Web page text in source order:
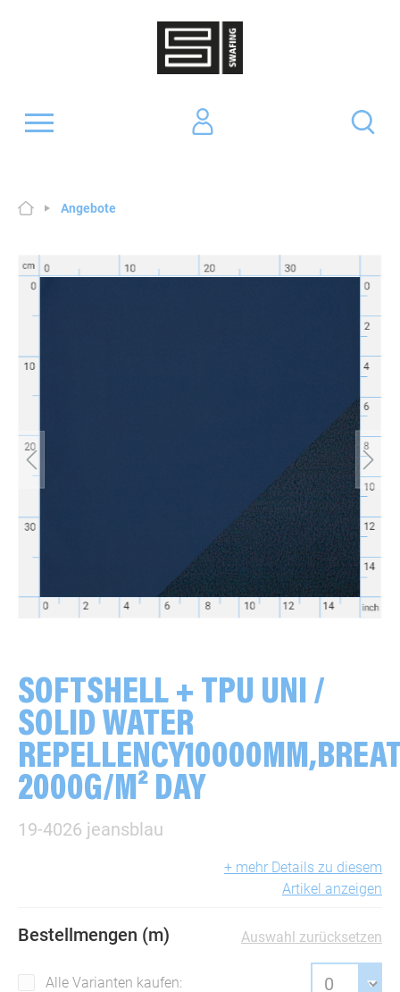
Angebote
SOFTSHELL + TPU UNI /
SOLID WATER
2000G/M² DAY
19-4026 jeansblau
+ mehr Details zu diesem
Artikel anzeigen
Bestellmengen (m) Auswahl zurücksetzen
Alle Varianten kaufen: